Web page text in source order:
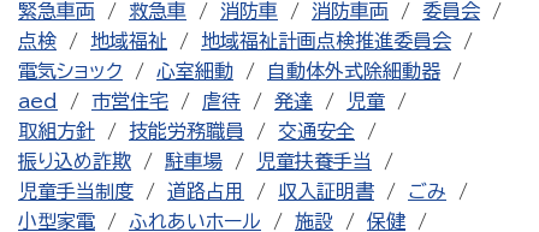
緊急車両
救急車 消防車 消防車両
委員会
点検
地域福祉
地域福祉計画点検推進委員会
電気ショック
心室細動
自動体外式除細動器
aed
市営住宅 虐待 発達
児童
取組方針
技能労務職員
交通安全
振り込め詐欺
駐車場
児童扶養手当
児童手当制度
道路占用 収入証明書
ごみ
小型家電
ふれあいホール 施設
保健